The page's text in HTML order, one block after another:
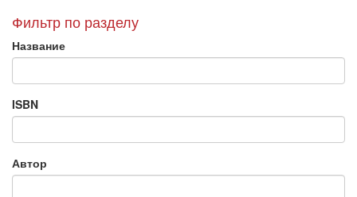
Фильтр по разделу
Название
ISBN
Автор